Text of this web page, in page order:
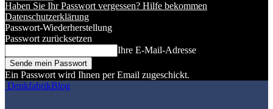
Haben Sie Ihr Passwort vergessen? Hilfe bekommen
Datenschutzerklärung
Passwort-Wiederherstellung
Passwort zurücksetzen
Ihre E-Mail-Adresse
Ein Passwort wird Ihnen per Email zugeschickt.
DenkfabrikBlog